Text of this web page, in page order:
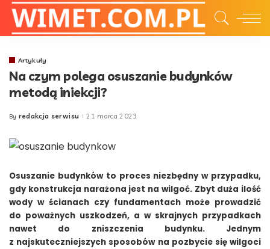
Artykuły
Na czym polega osuszanie budynków
metodą iniekcji?
Posted
By redakcja serwisu 21 marca 2023
Osuszanie budynków to proces niezbędny w przypadku,
gdy konstrukcja narażona jest na wilgoć. Zbyt duża ilość
wody w ścianach czy fundamentach może prowadzić
do poważnych uszkodzeń, a w skrajnych przypadkach
nawet do zniszczenia budynku. Jednym
z najskuteczniejszych sposobów na pozbycie się wilgoci